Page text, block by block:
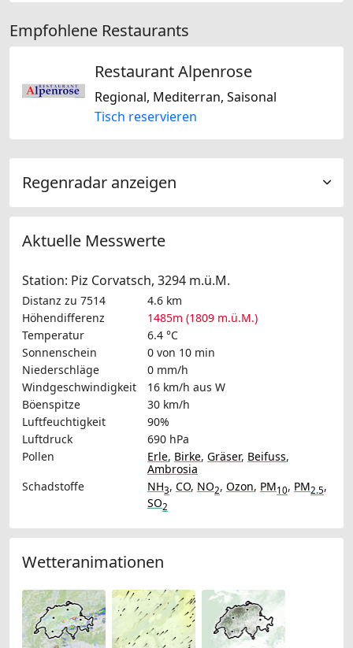
Empfohlene Restaurants
Restaurant Alpenrose
Regional, Mediterran, Saisonal
Tisch reservieren
Regenradar anzeigen
Aktuelle Messwerte
Station: Piz Corvatsch, 3294 m.ü.M.
Distanz zu 7514
4.6 km
Höhendifferenz
1485m (1809 m.ü.M.)
Temperatur
6.4 °C
Sonnenschein
0 von 10 min
Niederschläge
0 mm/h
Windgeschwindigkeit
16 km/h aus W
Böenspitze
30 km/h
Luftfeuchtigkeit
90%
Luftdruck
690 hPa
Pollen
Erle, Birke, Gräser, Beifuss,
Ambrosia
Schadstoffe
NH3, CO, NO2, Ozon, PM10, PM2.5,
SO2
Wetteranimationen